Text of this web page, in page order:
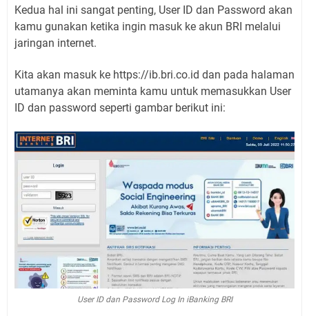
Kedua hal ini sangat penting, User ID dan Password akan
kamu gunakan ketika ingin masuk ke akun BRI melalui
jaringan internet.
Kita akan masuk ke https://ib.bri.co.id dan pada halaman
utamanya akan meminta kamu untuk memasukkan User
ID dan password seperti gambar berikut ini:
User ID dan Password Log In iBanking BRI